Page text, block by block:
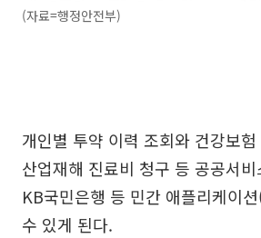
(자료=행정안전부)
개인별 투약 이력 조회와 건강보험
산업재해 진료비 청구 등 공공서
KB국민은행 등 민간 애플리케이
수 있게 된다.